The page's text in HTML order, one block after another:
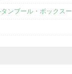
ブール・ボックスー